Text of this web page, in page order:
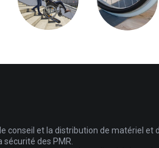
conseil et la distribution de matériel et
des PMR.